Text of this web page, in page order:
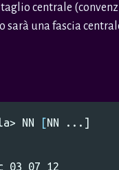
centrale
una fascia
NN [